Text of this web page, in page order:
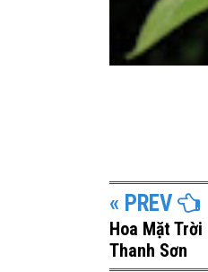
« PREV
Hoa Mặt
Thanh Sơn